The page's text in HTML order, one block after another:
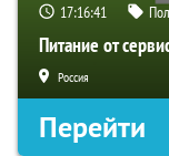
17:16:41
Питание от
Россия
Перейти